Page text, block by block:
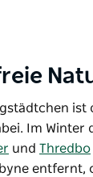
ist
Im Winter
und Thredbo
entfernt,